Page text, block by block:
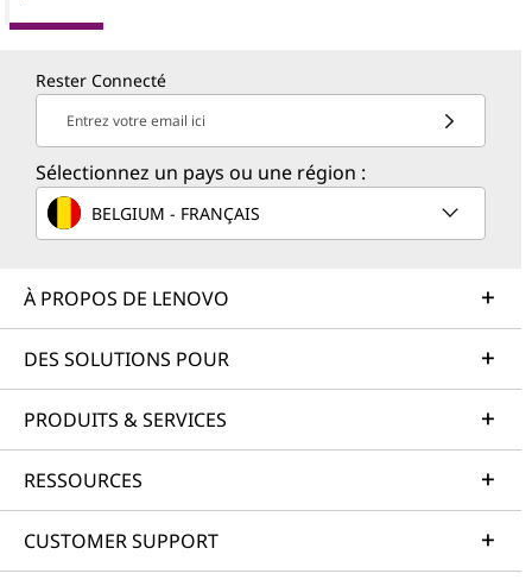
Rester Connecté
Entrez votre email ici
Sélectionnez un pays ou une région :
BELGIUM - FRANÇAIS
À PROPOS DE LENOVO
DES SOLUTIONS POUR
PRODUITS & SERVICES
RESSOURCES
CUSTOMER SUPPORT